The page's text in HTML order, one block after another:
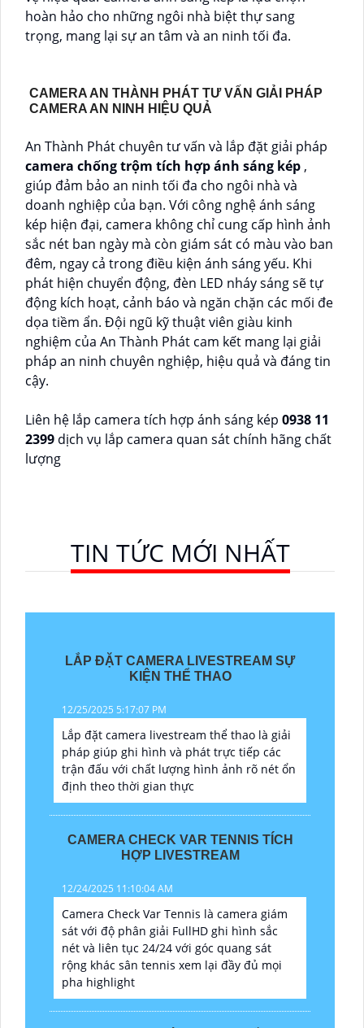
hoàn hảo cho những ngôi nhà biệt thự sang
trọng, mang lại sự an tâm và an ninh tối đa.
CAMERA AN THÀNH PHÁT TƯ VẤN GIẢI PHÁP
CAMERA AN NINH HIỆU QUẢ
An Thành Phát chuyên tư vấn và lắp đặt giải pháp
camera chống trộm tích hợp ánh sáng kép,
giúp đảm bảo an ninh tối đa cho ngôi nhà và
doanh nghiệp của bạn. Với công nghệ ánh sáng
kép hiện đại, camera không chỉ cung cấp hình ảnh
sắc nét ban ngày mà còn giám sát có màu vào ban
đêm, ngay cả trong điều kiện ánh sáng yếu. Khi
phát hiện chuyển động, đèn LED nháy sáng sẽ tự
động kích hoạt, cảnh báo và ngăn chặn các mối đe
dọa tiềm ẩn. Đội ngũ kỹ thuật viên giàu kinh
nghiệm của An Thành Phát cam kết mang lại giải
pháp an ninh chuyên nghiệp, hiệu quả và đáng tin
cậy.
Liên hệ lắp camera tích hợp ánh sáng kép 0938 11
2399 dịch vụ lắp camera quan sát chính hãng chất
lượng
TIN TỨC MỚI NHẤT
LẮP ĐẶT CAMERA LIVESTREAM SỰ
KIỆN THỂ THAO
12/25/2025 5:17:07 PM
Lắp đặt camera livestream thể thao là giải
pháp giúp ghi hình và phát trực tiếp các
trận đấu với chất lượng hình ảnh rõ nét ổn
định theo thời gian thực
CAMERA CHECK VAR TENNIS TÍCH
HỢP LIVESTREAM
12/24/2025 11:10:04 AM
Camera Check Var Tennis là camera giám
sát với độ phân giải FullHD ghi hình sắc
nét và liên tục 24/24 với góc quang sát
rộng khác sân tennis xem lại đầy đủ mọi
pha highlight